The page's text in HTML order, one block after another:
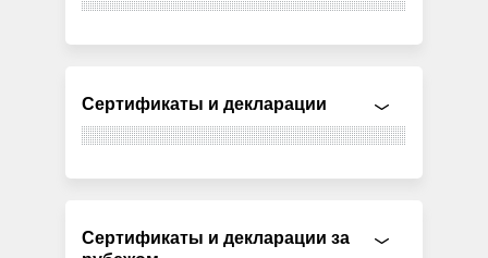
Сертификаты и декларации
Сертификаты и декларации за